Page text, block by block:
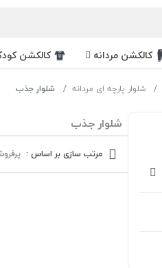
کالکشن مردانه کالکشن
شلوار پارچه ای مردانه شلوار جذب
شلوار جذب
مرتب سازی بر اساس :